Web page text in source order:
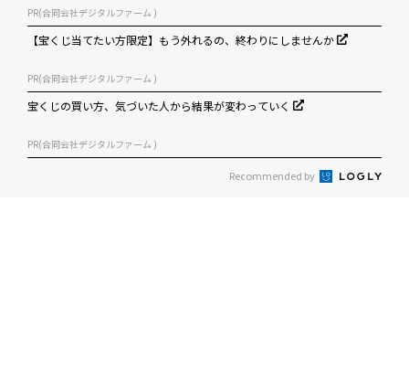
PR(合同会社デジタルファーム )
【宝くじ当てたい方限定】もう外れるの、終わりにしませんか
PR(合同会社デジタルファーム )
宝くじの買い方、気づいた人から結果が変わっていく
PR(合同会社デジタルファーム )
Recommended by